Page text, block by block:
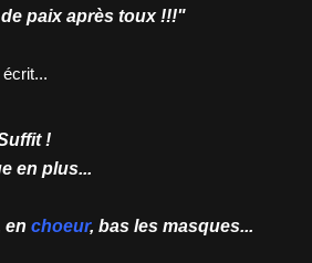
paix après toux !!!"
!
en plus...
en choeur, bas les masques...